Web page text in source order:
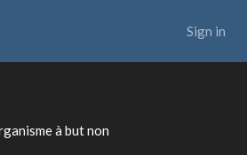
Sign in
à but non